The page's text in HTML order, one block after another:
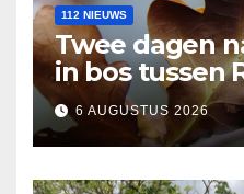
112 NIEUWS
Twee dagen
in bos tussen
Nuland
6 AUGUSTUS 2026